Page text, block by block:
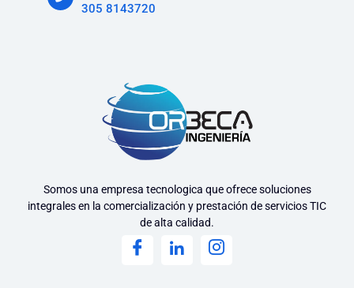
305 8143720
Somos una empresa tecnologica que ofrece soluciones
integrales en la comercialización y prestación de servicios TIC
de alta calidad.